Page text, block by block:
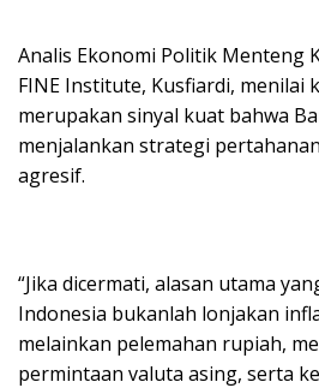
Analis Ekonomi Politik Menteng
FINE Institute, Kusfiardi, menilai
merupakan sinyal kuat bahwa
menjalankan strategi
agresif.
“Jika dicermati, alasan utama
Indonesia bukanlah lonjakan
melainkan pelemahan rupiah,
permintaan valuta asing, serta